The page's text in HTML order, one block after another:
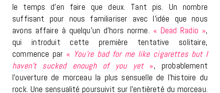
le temps d’en faire que deux. Tant pis. Un nombre
suffisant pour nous familiariser avec l’idée que nous
avons affaire à quelqu’un d’hors norme. « Dead Radio »,
qui introduit cette première tentative solitaire,
commence par « You’re bad for me like cigarettes but I
haven’t sucked enough of you yet», probablement
l’ouverture de morceau la plus sensuelle de l’histoire du
rock. Une sensualité poursuivit sur l’entièreté du morceau.